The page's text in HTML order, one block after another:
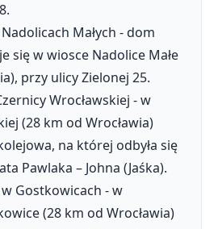
Małych - dom
się w wiosce Nadolice Małe
przy ulicy Zielonej 25.
Wrocławskiej - w
(28 km od Wrocławia)
na której odbyła się
Pawlaka – Johna (Jaśka).
Gostkowicach - w
(28 km od Wrocławia)